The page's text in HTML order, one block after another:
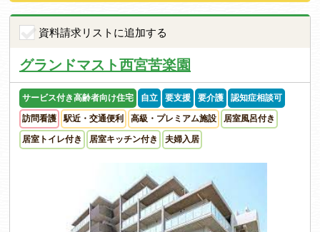
資料請求リストに追加する
グランドマスト西宮苦楽園
サービス付き高齢者向け住宅 自立 要支援 要介護 認知症相談可
訪問看護 駅近・交通便利 高級・プレミアム施設 居室風呂付き
居室トイレ付き 居室キッチン付き 夫婦入居